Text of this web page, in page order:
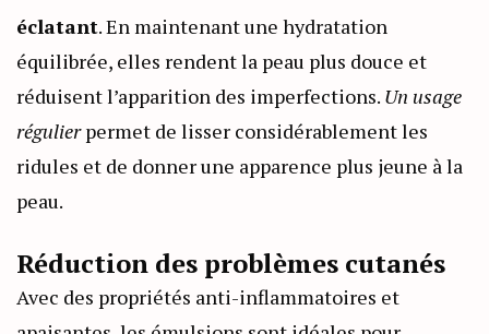
éclatant. En maintenant une hydratation
équilibrée, elles rendent la peau plus douce et
réduisent l’apparition des imperfections. Un usage
régulierpermet de lisser considérablement les
ridules et de donner une apparence plus jeune à la
peau.
Réduction des problèmes cutanés
Avec des propriétés anti-inflammatoires et